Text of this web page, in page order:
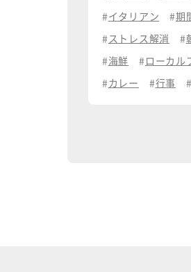
イタリアン 期
ストレス解消
海鮮 ローカル
カレー 行事